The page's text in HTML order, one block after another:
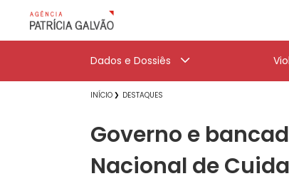
Dados e Dossiês
INÍCIO DESTAQUES
Governo e
Nacional de